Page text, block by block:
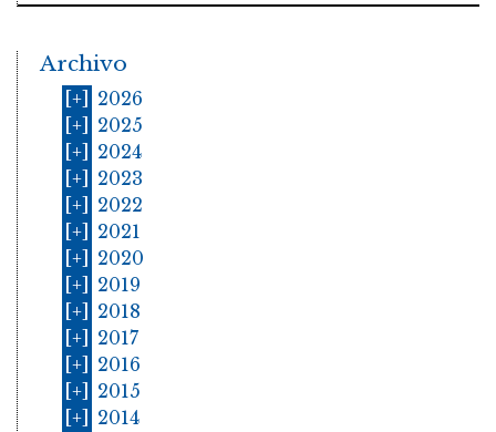
Archivo
[+]
2026
[+]
2025
[+]
2024
[+]
2023
[+]
2022
[+]
2021
[+]
2020
[+]
2019
[+]
2018
[+]
2017
[+]
2016
[+]
2015
[+]
2014